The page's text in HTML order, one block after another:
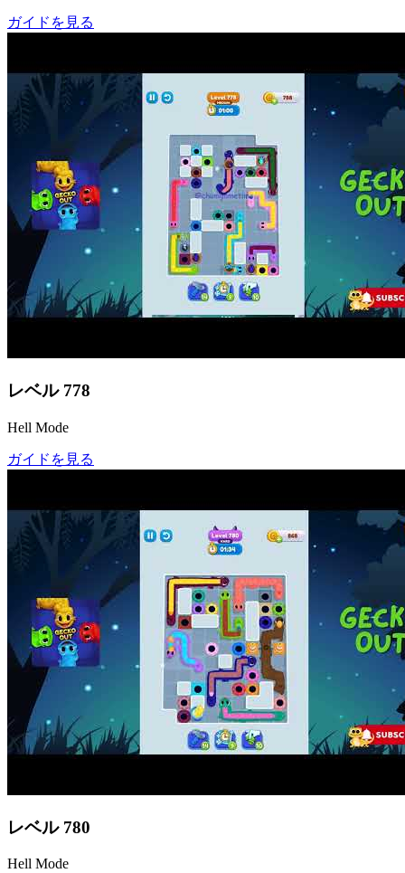
ガイドを見る
レベル 778
Hell Mode
ガイドを見る
レベル 780
Hell Mode